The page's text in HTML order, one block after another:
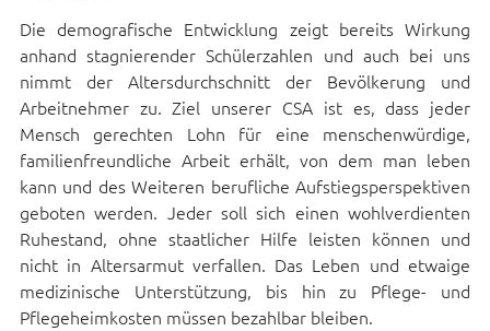
Die demografische Entwicklung zeigt bereits Wirkung
anhand stagnierender Schülerzahlen und auch bei uns
nimmt der Altersdurchschnitt der Bevölkerung und
Arbeitnehmer zu. Ziel unserer CSA ist es, dass jeder
Mensch gerechten Lohn für eine menschenwürdige,
familienfreundliche Arbeit erhält, von dem man leben
kann und des Weiteren berufliche Aufstiegsperspektiven
geboten werden. Jeder soll sich einen wohlverdienten
Ruhestand, ohne staatlicher Hilfe leisten können und
nicht in Altersarmut verfallen. Das Leben und etwaige
medizinische Unterstützung, bis hin zu Pflege- und
Pflegeheimkosten müssen bezahlbar bleiben.